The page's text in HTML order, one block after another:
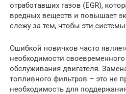
отработавших газов (EGR),
вредных веществ и повышает
слежу за тем, чтобы эти
Ошибкой новичков часто
необходимости своевременного
обслуживания двигателя.
топливного фильтров – это не
необходимость для